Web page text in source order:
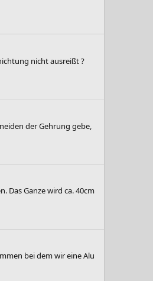
nicht ausreißt ?
der Gehrung gebe,
Das Ganze wird ca. 40cm
bei dem wir eine Alu